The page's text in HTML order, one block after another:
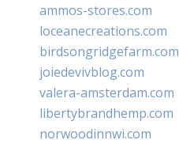
ammos-stores.com
loceanecreations.com
birdsongridgefarm.com
joiedevivblog.com
valera-amsterdam.com
libertybrandhemp.com
norwoodinnwi.com